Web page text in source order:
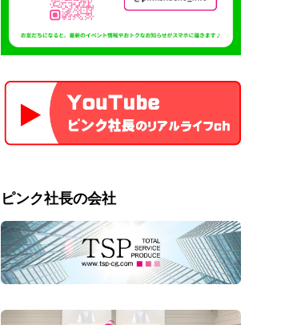
ピンク社長の会社